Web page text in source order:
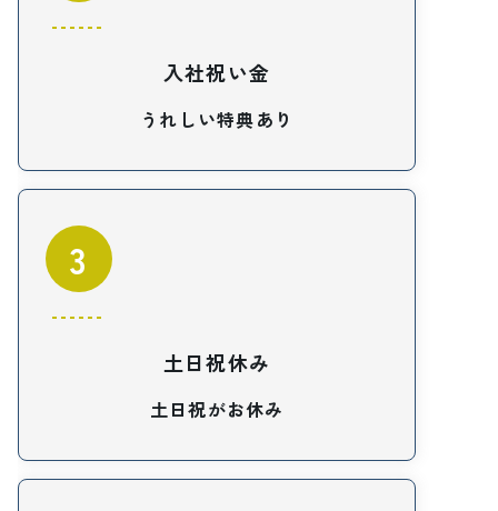
入社祝い金
うれしい特典あり
3
土日祝休み
土日祝がお休み